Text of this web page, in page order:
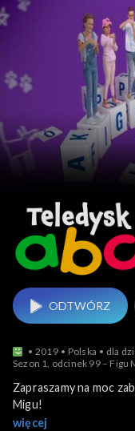
ODTWÓRZ
2019 Polska dla
Sezon 1, odcinek 99 – Figu
Zapraszamy na moc
Migu!
więcej